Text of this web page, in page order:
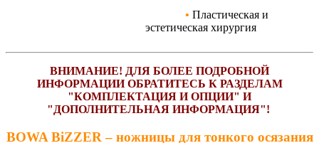
• Пластическая и
эстетическая хирургия
ВНИМАНИЕ! ДЛЯ БОЛЕЕ ПОДРОБНОЙ
ИНФОРМАЦИИ ОБРАТИТЕСЬ К РАЗДЕЛАМ
"КОМПЛЕКТАЦИЯ И ОПЦИИ" И
"ДОПОЛНИТЕЛЬНАЯ ИНФОРМАЦИЯ"!
BOWA BiZZER – ножницы для тонкого осязания